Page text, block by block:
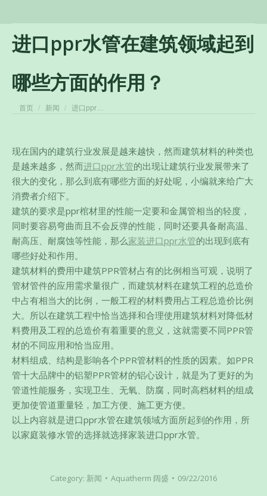
进口ppr水管在建筑领域起到
哪些方面的作用？
您在这里：
首页 新闻 进口ppr…
现在国内的建筑行业发展是越来越快，然而建筑材料的种类也
是越来越多，然而进口ppr水管的出现让建筑行业发展带来了
很大的变化，那么到底有哪些方面的好处呢，小编就来给广大
消费者介绍下。
建筑的要求是ppr棺材里的性能一定要和金属管相当的轻度，
同时要容易弯曲而且不会反弹的性能，同时还要具备耐高温、
耐高压、耐腐蚀等性能， 那么家装进口ppr水管的出现到底有
哪些好处和作用。
建筑材料的费用中建筑PPR管材占有的比例相当可观，说明了
管材管件的应用需求量很广，而建筑材料在建筑工程的总造价
中占有相当大的比例，一般工程的材料费用占工程总造价比例
大。所以在建筑工程中恰当选择和合理使用建筑材料对降低材
料费用及工程的总造价有着重要的意义，这就需要不同PPR管
材的不同应用和恰当应用。
材料组成、结构是影响各个PPR管材料的性质的因素。如PPR
管十大品牌中的铝塑PPR管材的铝心设计，就是为了更好的为
管道性能服务，实现卫生、无氧、防腐，同时高档材料的组成
更加使管道重量轻，加工方便、施工更方便。
以上内容就是进口ppr水管在建筑领域方面所起到的作用，所
以家庭装修水管的选择就选择家装进口ppr水管。
Category: 新闻 Aquatherm 阔盛 09/22/2016